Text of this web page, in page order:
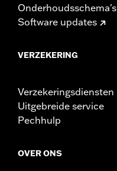
Onderhoudsschema's
Software updates
VERZEKERING
Verzekeringsdiensten
Uitgebreide service
Pechhulp
OVER ONS